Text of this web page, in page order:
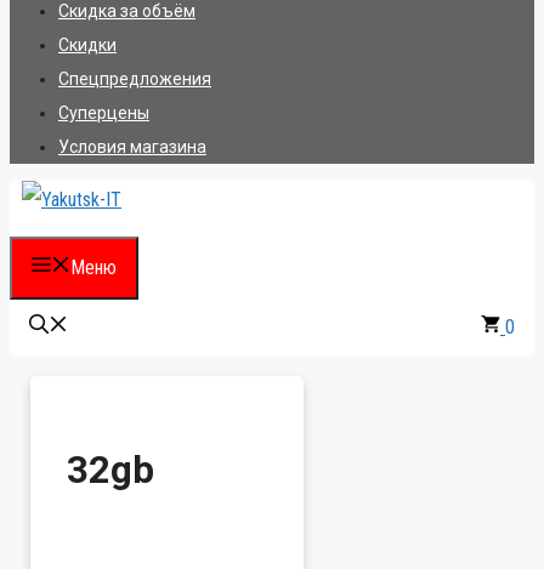
Скидка за объём
Скидки
Спецпредложения
Суперцены
Условия магазина
Меню
0
32gb